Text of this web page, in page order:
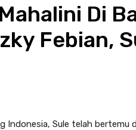
Di
Febian,
Indonesia, Sule telah bertemu